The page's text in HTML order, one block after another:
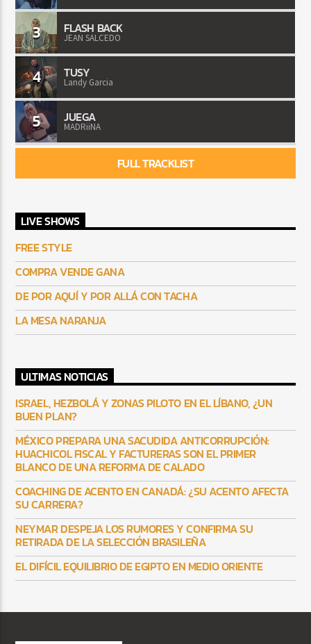
3 FLASH BACK
JEAN SALCEDO
4 TUSY
Landy Garcia
5 JUEGA
MADRiiNA
FULL TRACKLIST
LIVE SHOWS
FREE STYLE
COMPRA VENDE GANA
DE POR AQUÍ Y POR ALLÁ CON TACHA
LA MESA NARANJA
ULTIMAS NOTICIAS
ISRAEL, HEZBOLÁ Y ZONAS PILOTO EN EL LÍBANO, ¿UN
BUEN PLAN?
MÉXICO PREPARA UNA SACUDIDA ANTICORRUPCIÓN:
HUACHICOL FISCAL Y FACTURERAS SON EL PRIMER
BLANCO DE UNA REFORMA DE CALADO
COACHING DE ACENTO EN CANADÁ: ¿SU ACENTO AFECTA
SU CARRERA?
NEYMAR DESPEJA LOS RUMORES Y CONFIRMA SU
RETIRADA DE LA SELECCIÓN BRASILEÑA
EL DIFÍCIL EQUILIBRIO DE EGIPTO EN MEDIO ORIENTE